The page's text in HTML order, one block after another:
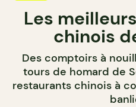
Les
chinois
Des comptoirs à
tours de homard de
restaurants chinois à